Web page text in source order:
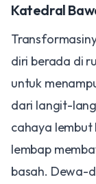
​Katedral
diri berada di
untuk
dari langit-
cahaya lembut
lembap
basah. Dewa-